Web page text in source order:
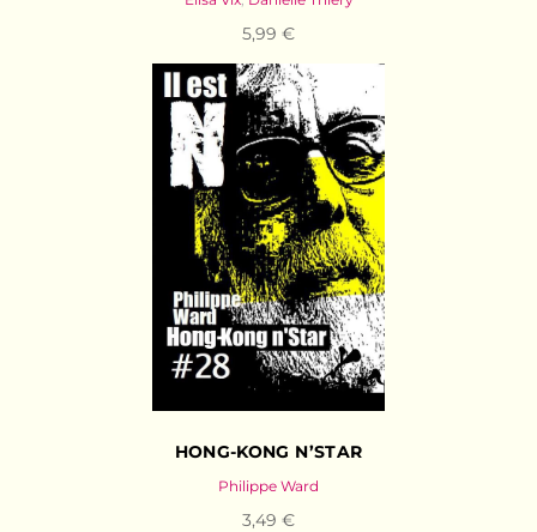
5,99 €
HONG-KONG N’STAR
Philippe Ward
3,49 €